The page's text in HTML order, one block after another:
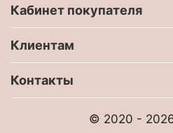
Кабинет покупателя
Клиентам
Контакты
© 2020 -